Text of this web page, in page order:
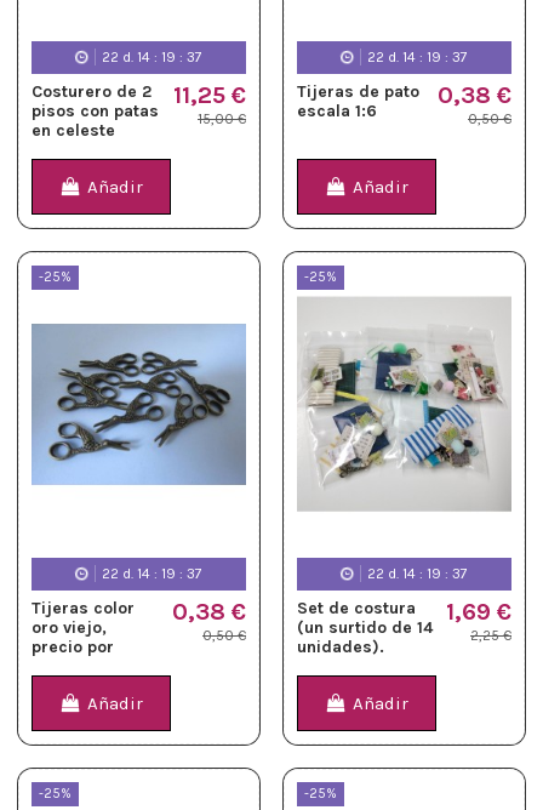
22d. 14: 19: 36
Costurero de 2
pisos con patas
en celeste
11,25 €
15,00 €
Añadir
22d. 14: 19: 36
Tijeras de pato
escala 1:6
0,38 €
0,50 €
Añadir
-25%
22d. 14: 19: 36
Tijeras color
oro viejo,
precio por
0,38 €
0,50 €
Añadir
-25%
22d. 14: 19: 36
Set de costura
(un surtido de 14
unidades).
1,69 €
2,25 €
Añadir
-25% -25%